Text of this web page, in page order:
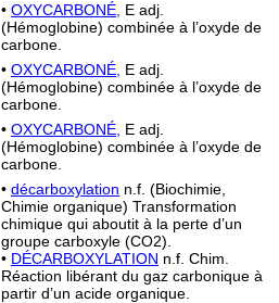
• OXYCARBONÉ, E adj.
(Hémoglobine) combinée à l’oxyde de
carbone.
• OXYCARBONÉ, E adj.
(Hémoglobine) combinée à l’oxyde de
carbone.
• OXYCARBONÉ, E adj.
(Hémoglobine) combinée à l’oxyde de
carbone.
• décarboxylation n.f. (Biochimie,
Chimie organique) Transformation
chimique qui aboutit à la perte d’un
groupe carboxyle (CO2).
• DÉCARBOXYLATION n.f. Chim.
Réaction libérant du gaz carbonique à
partir d’un acide organique.